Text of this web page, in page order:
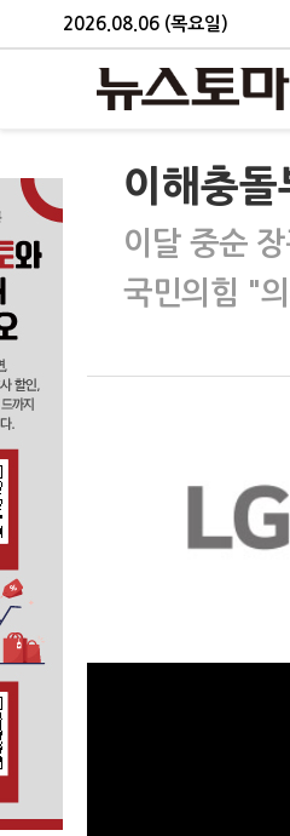
2026.08.06 (목요일)
이해충
이달 중순
국민의힘 "